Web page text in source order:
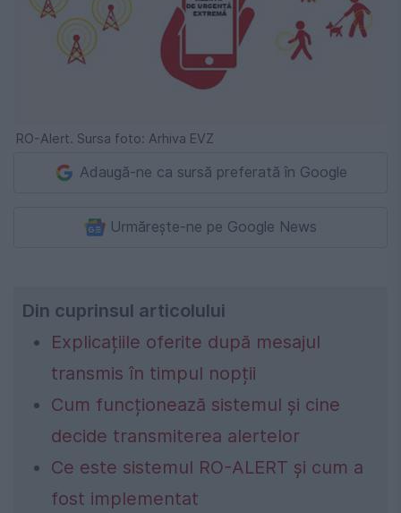
RO-Alert. Sursa foto: Arhiva EVZ
Adaugă-ne ca sursă preferată în Google
Urmărește-ne pe Google News
Din cuprinsul articolului
Explicațiile oferite după mesajul
transmis în timpul nopții
Cum funcționează sistemul și cine
decide transmiterea alertelor
Ce este sistemul RO-ALERT și cum a
fost implementat